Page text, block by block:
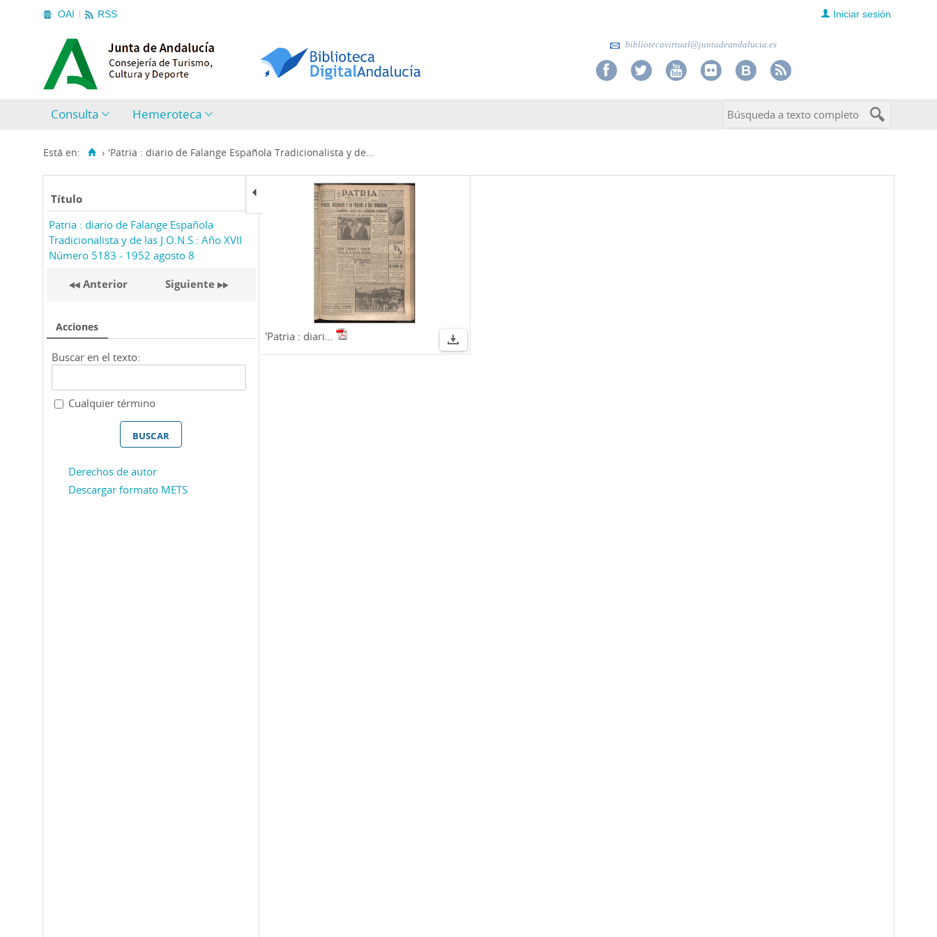
OAI RSS Iniciar sesión
bibliotecavirtual@juntadeandalucia.es
Consulta Hemeroteca
Está en: › 'Patria : diario de Falange Española Tradicionalista y de...
Título
Patria : diario de Falange Española
Tradicionalista y de las J.O.N.S.: Año XVII
Número 5183 - 1952 agosto 8
Anterior Siguiente
Acciones
Buscar en el texto:
Cualquier término
Derechos de autor
Descargar formato METS
'Patria : diari...